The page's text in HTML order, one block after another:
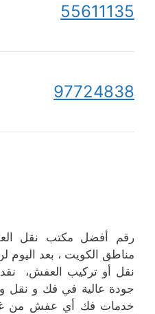
55611135
97724838
رقم أفضل مكتب نقل
مناطق الكويت ، بعد
نقل أو تركيب العفش،
جودة عالية في فك و نقل
خدمات فك أي عفش من